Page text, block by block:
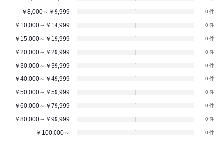
￥8,000～￥9,999 0
￥10,000～￥14,999 0
￥15,000～￥19,999 0
￥20,000～￥29,999 0
￥30,000～￥39,999 0
￥40,000～￥49,999 0
￥50,000～￥59,999 0
￥60,000～￥79,999 0
￥80,000～￥99,999 0
￥100,000～ 0